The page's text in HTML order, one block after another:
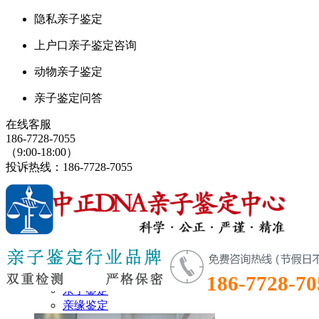
隐私亲子鉴定
上户口亲子鉴定咨询
动物亲子鉴定
亲子鉴定问答
在线客服
186-7728-7055
（9:00-18:00）
投诉热线：186-7728-7055
186-7728-
鉴定首页
鉴定项目
亲子鉴定
亲缘鉴定